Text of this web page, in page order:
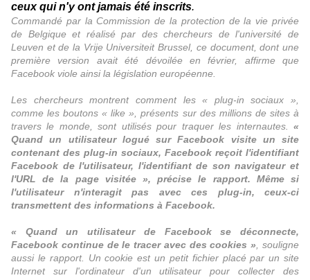
ceux qui n'y ont jamais été inscrits.
Commandé par la Commission de la protection de la vie privée
de Belgique et réalisé par des chercheurs de l'université de
Leuven et de la Vrije Universiteit Brussel, ce document, dont une
première version avait été dévoilée en février, affirme que
Facebook viole ainsi la législation européenne.
Les chercheurs montrent comment les « plug-in sociaux »,
comme les boutons « like », présents sur des millions de sites à
travers le monde, sont utilisés pour traquer les internautes. «
Quand un utilisateur logué sur Facebook visite un site
contenant des plug-in sociaux, Facebook reçoit l'identifiant
Facebook de l'utilisateur, l'identifiant de son navigateur et
l'URL de la page visitée », précise le rapport. Même si
l'utilisateur n'interagit pas avec ces plug-in, ceux-ci
transmettent des informations à Facebook.
« Quand un utilisateur de Facebook se déconnecte,
Facebook continue de le tracer avec des cookies » , souligne
aussi le rapport. Un cookie est un petit fichier placé par un site
Internet sur l'ordinateur d'un utilisateur pour collecter des